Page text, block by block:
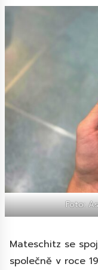
Foto:
Mateschitz se
společně v roce